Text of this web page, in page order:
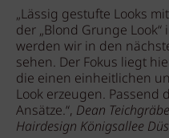
„Lässig gestufte Looks
der „Blond Grunge
werden wir in den
sehen. Der Fokus liegt
die einen einheitlichen
Look erzeugen.
Ansätze.“, Dean
Hairdesign Königsallee